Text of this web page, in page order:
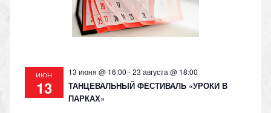
ni
ki
ИЮН
13
13 июня @ 16:00 -23 августа @ 18:00
ТАНЦЕВАЛЬНЫЙ ФЕСТИВАЛЬ «УРОКИ В
ПАРКАХ»